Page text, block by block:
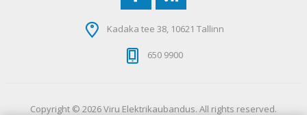
Kadaka tee 38, 10621 Tallinn
650 9900
Copyright © 2026 Viru Elektrikaubandus. All rights reserved.